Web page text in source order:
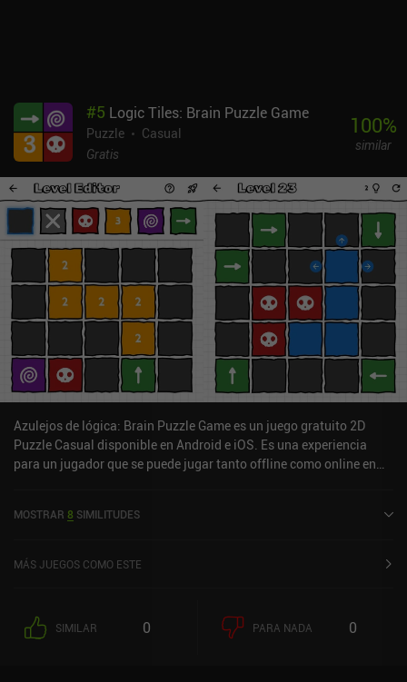
#5 Logic Tiles: Brain Puzzle Game
Puzzle
Casual
Gratis
100%
similar
Azulejos de lógica: Brain Puzzle Game es un juego gratuito 2D
Puzzle Casual disponible en Android e iOS. Es una experiencia
para un jugador que se puede jugar tanto offline como online en
2025 y tiene una valoración actual de 5 sobre 5,0 en iOS App Store.
MOSTRAR 8 SIMILITUDES
MÁS JUEGOS COMO ESTE
SIMILAR 0 PARA NADA 0